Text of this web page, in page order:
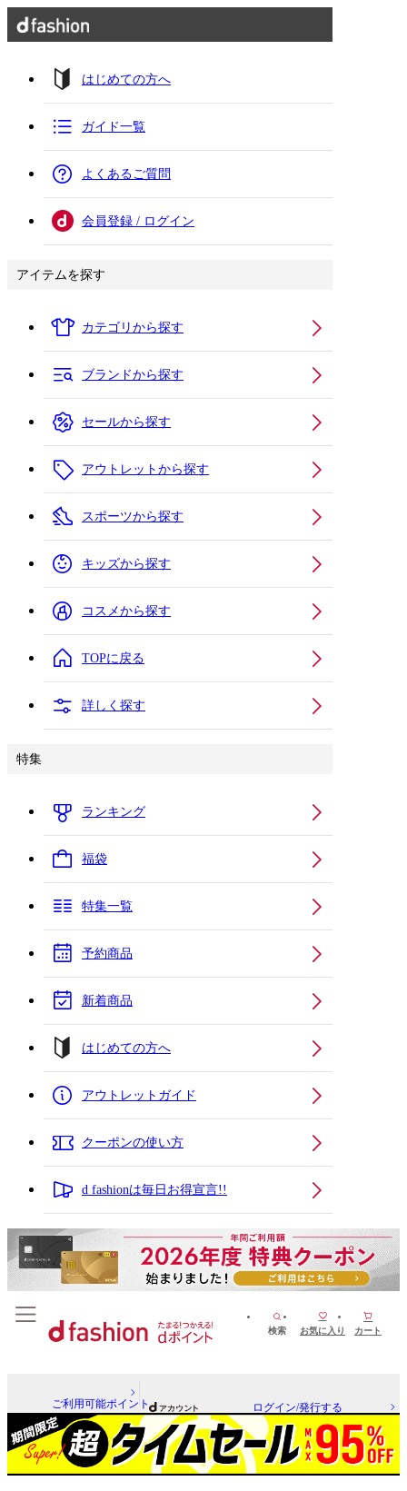
はじめての方へ
ガイド一覧
よくあるご質問
会員登録 / ログイン
アイテムを探す
カテゴリから探す
ブランドから探す
セールから探す
アウトレットから探す
スポーツから探す
キッズから探す
コスメから探す
TOPに戻る
詳しく探す
特集
ランキング
福袋
特集一覧
予約商品
新着商品
はじめての方へ
アウトレットガイド
クーポンの使い方
d fashionは毎日お得宣言!!
検索 お気に入り カート
ご利用可能ポイント ログイン/発行する